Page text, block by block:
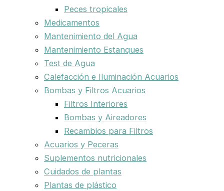
Peces tropicales
Medicamentos
Mantenimiento del Agua
Mantenimiento Estanques
Test de Agua
Calefacción e Iluminación Acuarios
Bombas y Filtros Acuarios
Filtros Interiores
Bombas y Aireadores
Recambios para Filtros
Acuarios y Peceras
Suplementos nutricionales
Cuidados de plantas
Plantas de plástico